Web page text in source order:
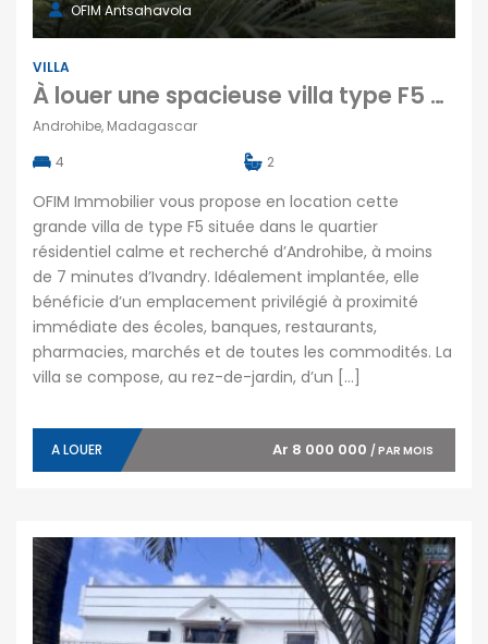
OFIM Antsahavola
VILLA
À louer une spacieuse villa type F5 située dans le quartier résidentiel calme et recherché d’Androhibe Tananarive
Androhibe, Madagascar
4
2
OFIM Immobilier vous propose en location cette
grande villa de type F5 située dans le quartier
résidentiel calme et recherché d’Androhibe, à moins
de 7 minutes d’Ivandry. Idéalement implantée, elle
bénéficie d’un emplacement privilégié à proximité
immédiate des écoles, banques, restaurants,
pharmacies, marchés et de toutes les commodités. La
villa se compose, au rez-de-jardin, d’un […]
A LOUER Ar 8 000 000 / PAR MOIS